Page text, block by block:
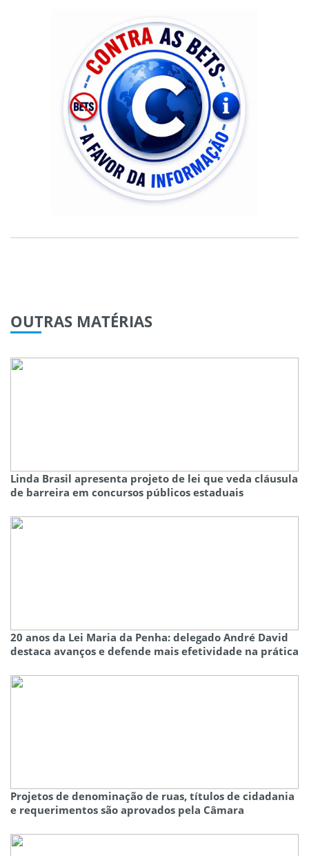
OUTRAS MATÉRIAS
Linda Brasil apresenta projeto de lei que veda cláusula
de barreira em concursos públicos estaduais
20 anos da Lei Maria da Penha: delegado André David
destaca avanços e defende mais efetividade na prática
Projetos de denominação de ruas, títulos de cidadania
e requerimentos são aprovados pela Câmara